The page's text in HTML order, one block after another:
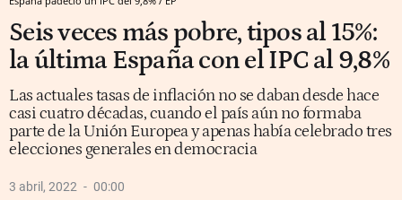
Seis veces más pobre, tipos al 15%:
la última España con el IPC al 9,8%
Las actuales tasas de inflación no se daban desde hace
casi cuatro décadas, cuando el país aún no formaba
parte de la Unión Europea y apenas había celebrado tres
elecciones generales en democracia
3 abril, 2022 00:00